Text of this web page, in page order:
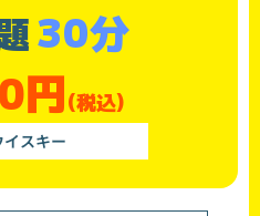
30分
円(税込)
イスキー